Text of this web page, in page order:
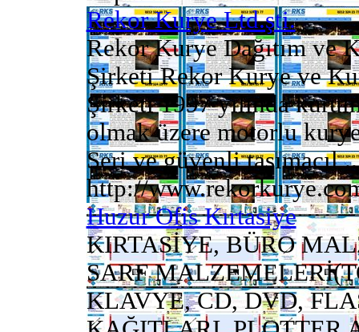
Rekor Kurye Ltd.şti.
Rekor Kurye Dağıtım
Şirketi Rekor Kurye ve
Şirketi 1997 yılında
olmak üzere motorlu
Seri ve güvenli taşımacıl
http://
Huzur Ofis Kırtasiye
KIRTASİYE, BÜRO
SARF
KLAVYE, CD, DVD,